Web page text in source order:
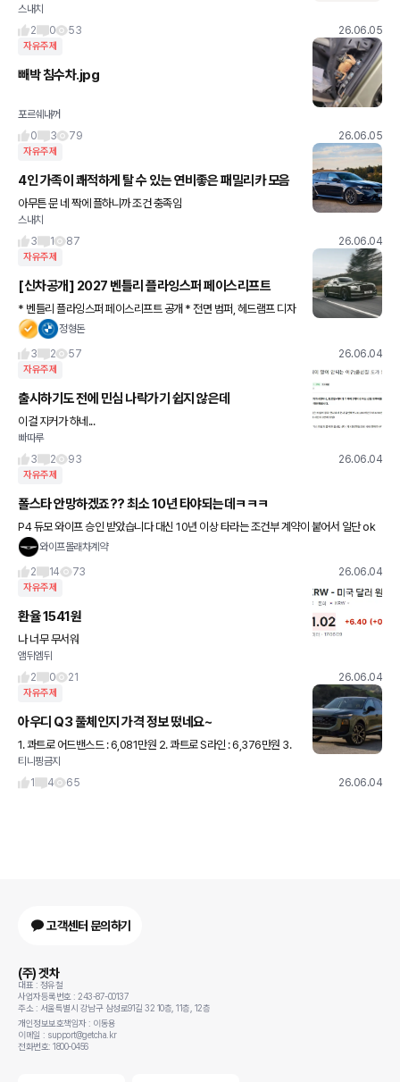
먼스 울트라 : 6,999만원 사전계약 혜택 1. 스탠다드 : 컴포트 패키지
선택시 할인 (200만원 -> 1
스내치
2
0 53 26.06.05
자유주제
빼박 침수차.jpg
포르쉐내꺼
0
3 79 26.06.05
자유주제
4인 가족이 쾌적하게 탈 수 있는 연비좋은 패밀리카 모음
아무튼 문 네 짝에 플하니까 조건 충족임
스내치
3
1 87 26.06.04
자유주제
[신차공개] 2027 벤틀리 플라잉스퍼 페이스리프트
* 벤틀리 플라잉스퍼 페이스리프트 공개 * 전면 범퍼, 헤드램프 디자
인 변경 * 성능형 플라잉스퍼 S 트림 추가 * 2026년 4분기 인도 시
정형돈
3
2 57 26.06.04
자유주제
출시하기도 전에 민심 나락가기 쉽지 않은데
이걸 지커가 하네...
빠따루
3
2 93 26.06.04
자유주제
폴스타 안망하겠죠?? 최소 10년 타야되는데ㅋㅋㅋ
P4 듀모 와이프 승인 받았습니다 대신 10년 이상 타라는 조건부 계약이 붙어서 일단 ok
는 했는데 폴스타가 새로 생긴 브랜드이기도 하고 주가도 많이 빠졌네요... 아직 계약도 안
와이프몰래차계약
2
14 73 26.06.04
자유주제
환율 1541원
나 너무 무서워
앰뒤엠뒤
2
0 21 26.06.04
자유주제
아우디 Q3 풀체인지 가격 정보 떴네요~
1. 콰트로 어드밴스드 : 6,081만원 2. 콰트로 S라인 : 6,376만원 3.
콰트로 S라인 블랙 에디션 : 6,474만원 4. 스포트백 콰트로 S라인 :
6,769만원 X1보다 저렴하게
티니핑금지
1
4 65 26.06.04
고객센터 문의하기
(주) 겟차
대표 : 정유철
사업자등록번호 : 243-87-00137
주소 : 서울특별시 강남구 삼성로91길 32 10층, 11층, 12층
개인정보보호책임자 : 이동용
이메일 : support@getcha.kr
전화번호: 1800-0456